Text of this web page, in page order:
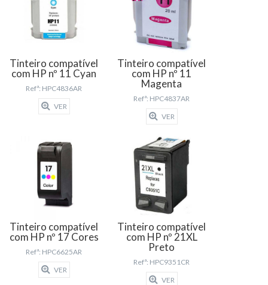
Tinteiro compatível
com HP nº 11 Cyan
Refª: HPC4836AR
VER
Tinteiro compatível
com HP nº 11
Magenta
Refª: HPC4837AR
VER
Tinteiro compatível
com HP nº 17 Cores
Refª: HPC6625AR
VER
Tinteiro compatível
com HP nº 21XL
Preto
Refª: HPC9351CR
VER